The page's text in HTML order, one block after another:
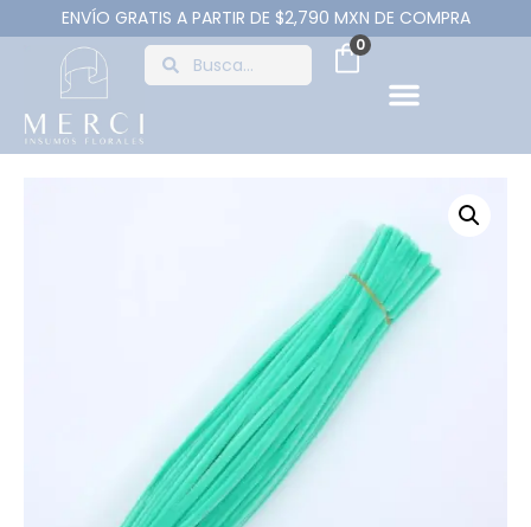
ENVÍO GRATIS A PARTIR DE $2,790 MXN DE COMPRA
0